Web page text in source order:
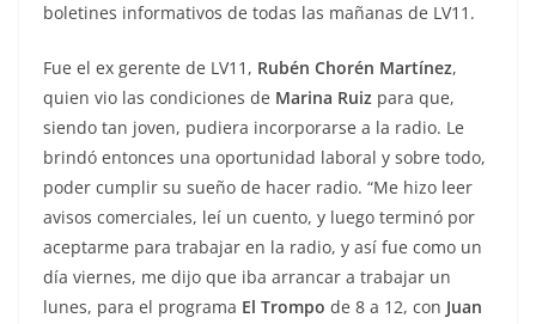
boletines informativos de todas las mañanas de LV11.
Fue el ex gerente de LV11, Rubén Chorén Martínez,
quien vio las condiciones de Marina Ruiz para que,
siendo tan joven, pudiera incorporarse a la radio. Le
brindó entonces una oportunidad laboral y sobre todo,
poder cumplir su sueño de hacer radio. “Me hizo leer
avisos comerciales, leí un cuento, y luego terminó por
aceptarme para trabajar en la radio, y así fue como un
día viernes, me dijo que iba arrancar a trabajar un
lunes, para el programa El Trompo de 8 a 12, con Juan